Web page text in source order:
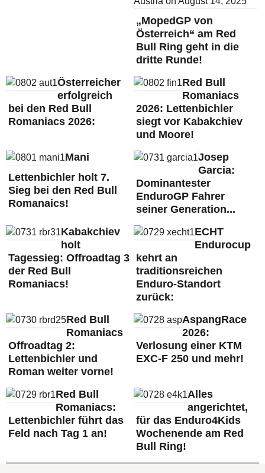
„MopedGP von
Österreich“ am Red
Bull Ring geht in die
dritte Runde!
Österreicher
erfolgreich
bei den Red Bull
Romaniacs 2026:
Red Bull
Romaniacs
2026: Lettenbichler
siegt vor Kabakchiev
und Moore!
Mani
Lettenbichler holt 7.
Sieg bei den Red Bull
Romanaics!
Josep
Garcia:
Dominantester
EnduroGP Fahrer
seiner Generation...
Kabakchiev
holt
Tagessieg: Offroadtag 3
der Red Bull
Romaniacs!
ECHT
Endurocup
kehrt an
traditionsreichen
Enduro-Standort
zurück:
Red Bull
Romaniacs
Offroadtag 2:
Lettenbichler und
Roman weiter vorne!
AspangRace
2026:
Verlosung einer KTM
EXC-F 250 und mehr!
Red Bull
Romaniacs:
Lettenbichler führt das
Feld nach Tag 1 an!
Alles
angerichtet,
für das Enduro4Kids
Wochenende am Red
Bull Ring!